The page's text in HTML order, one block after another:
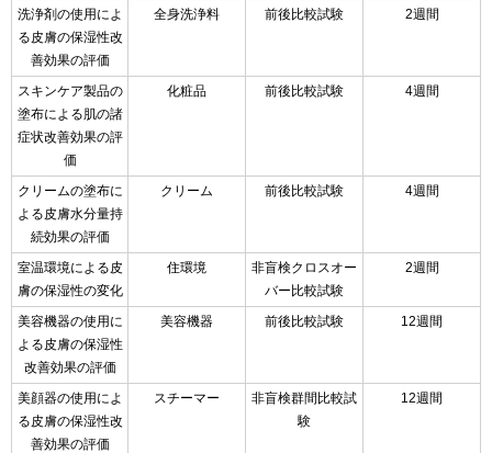
洗浄剤の使用によ
る皮膚の保湿性改
善効果の評価
全身洗浄料 前後比較試験 2週間
スキンケア製品の
塗布による肌の諸
症状改善効果の評
価
化粧品 前後比較試験 4週間
クリームの塗布に
よる皮膚水分量持
続効果の評価
クリーム 前後比較試験 4週間
室温環境による皮
膚の保湿性の変化
住環境
非盲検クロスオー
バー比較試験
2週間
美容機器の使用に
よる皮膚の保湿性
改善効果の評価
美容機器 前後比較試験 12週間
美顔器の使用によ
る皮膚の保湿性改
善効果の評価
スチーマー
非盲検群間比較試
験
12週間